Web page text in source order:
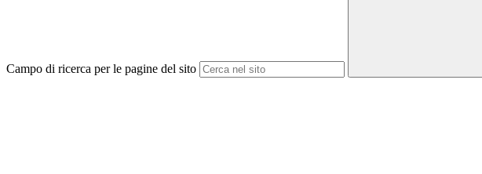
Campo di ricerca per le pagine del sito